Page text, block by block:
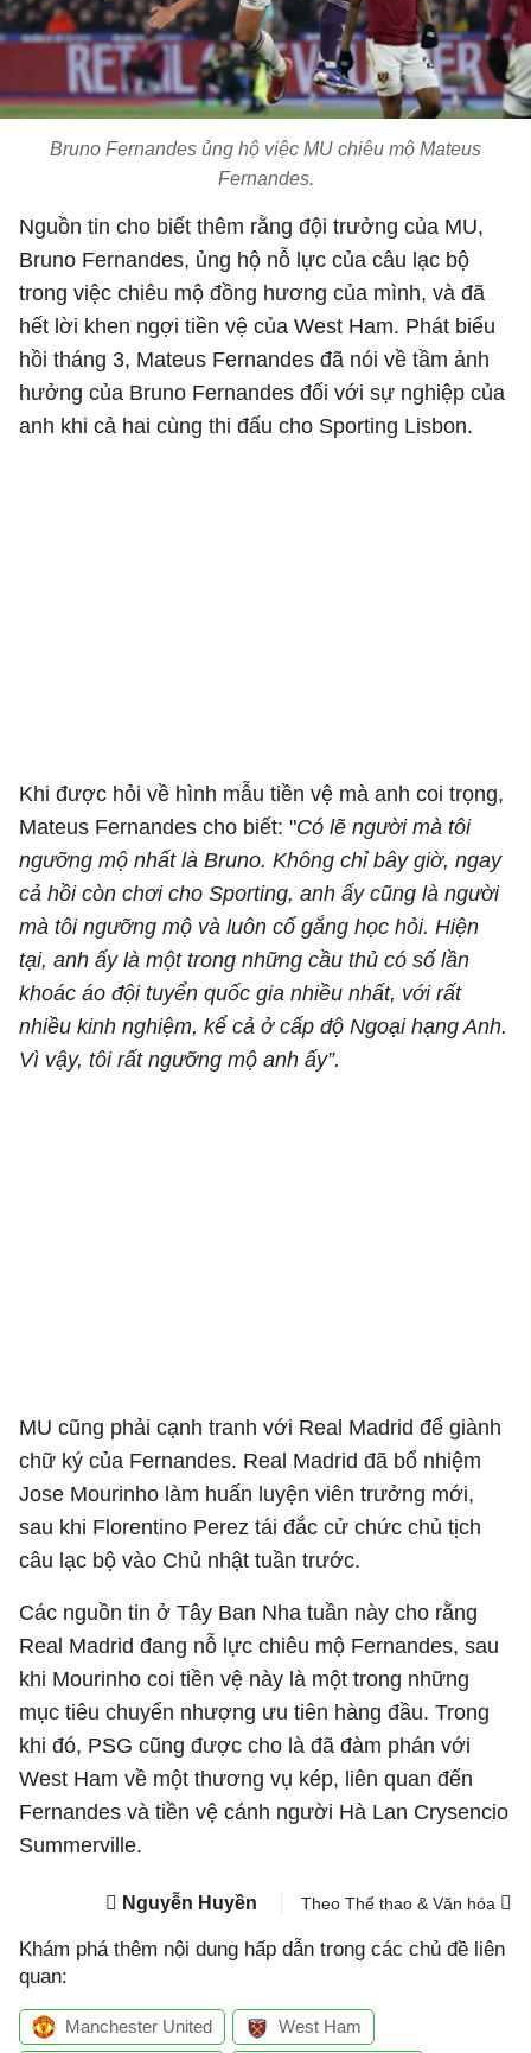
Bruno Fernandes ủng hộ việc MU chiêu mộ Mateus
Fernandes.
Nguồn tin cho biết thêm rằng đội trưởng của MU,
Bruno Fernandes, ủng hộ nỗ lực của câu lạc bộ
trong việc chiêu mộ đồng hương của mình, và đã
hết lời khen ngợi tiền vệ của West Ham. Phát biểu
hồi tháng 3, Mateus Fernandes đã nói về tầm ảnh
hưởng của Bruno Fernandes đối với sự nghiệp của
anh khi cả hai cùng thi đấu cho Sporting Lisbon.
Khi được hỏi về hình mẫu tiền vệ mà anh coi trọng,
Mateus Fernandes cho biết: "Có lẽ người mà tôi
ngưỡng mộ nhất là Bruno. Không chỉ bây giờ, ngay
cả hồi còn chơi cho Sporting, anh ấy cũng là người
mà tôi ngưỡng mộ và luôn cố gắng học hỏi. Hiện
tại, anh ấy là một trong những cầu thủ có số lần
khoác áo đội tuyển quốc gia nhiều nhất, với rất
nhiều kinh nghiệm, kể cả ở cấp độ Ngoại hạng Anh.
Vì vậy, tôi rất ngưỡng mộ anh ấy”.
MU cũng phải cạnh tranh với Real Madrid để giành
chữ ký của Fernandes. Real Madrid đã bổ nhiệm
Jose Mourinho làm huấn luyện viên trưởng mới,
sau khi Florentino Perez tái đắc cử chức chủ tịch
câu lạc bộ vào Chủ nhật tuần trước.
Các nguồn tin ở Tây Ban Nha tuần này cho rằng
Real Madrid đang nỗ lực chiêu mộ Fernandes, sau
khi Mourinho coi tiền vệ này là một trong những
mục tiêu chuyển nhượng ưu tiên hàng đầu. Trong
khi đó, PSG cũng được cho là đã đàm phán với
West Ham về một thương vụ kép, liên quan đến
Fernandes và tiền vệ cánh người Hà Lan Crysencio
Summerville.
Nguyễn Huyền Theo Thể thao & Văn hóa
Khám phá thêm nội dung hấp dẫn trong các chủ đề liên
quan:
Manchester United West Ham